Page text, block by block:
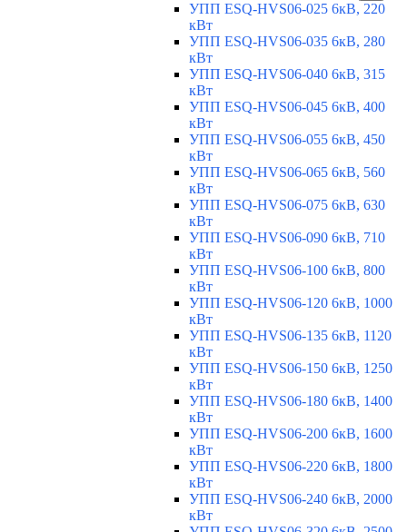
УПП ESQ-HVS06-025 6кВ, 220
кВт
УПП ESQ-HVS06-035 6кВ, 280
кВт
УПП ESQ-HVS06-040 6кВ, 315
кВт
УПП ESQ-HVS06-045 6кВ, 400
кВт
УПП ESQ-HVS06-055 6кВ, 450
кВт
УПП ESQ-HVS06-065 6кВ, 560
кВт
УПП ESQ-HVS06-075 6кВ, 630
кВт
УПП ESQ-HVS06-090 6кВ, 710
кВт
УПП ESQ-HVS06-100 6кВ, 800
кВт
УПП ESQ-HVS06-120 6кВ, 1000
кВт
УПП ESQ-HVS06-135 6кВ, 1120
кВт
УПП ESQ-HVS06-150 6кВ, 1250
кВт
УПП ESQ-HVS06-180 6кВ, 1400
кВт
УПП ESQ-HVS06-200 6кВ, 1600
кВт
УПП ESQ-HVS06-220 6кВ, 1800
кВт
УПП ESQ-HVS06-240 6кВ, 2000
кВт